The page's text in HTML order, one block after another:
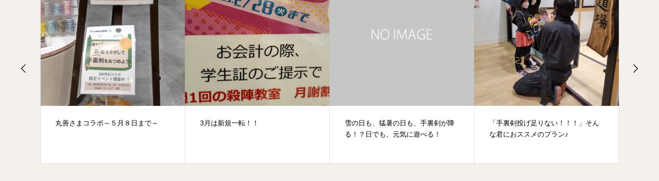
3月は新規一転！！
雪の日も、猛暑の日も、手裏剣が降
「手裏剣投げ足りない！！！」そん
な君におススメのプラン♪
追加の修行(=ﾟωﾟ)ﾉ